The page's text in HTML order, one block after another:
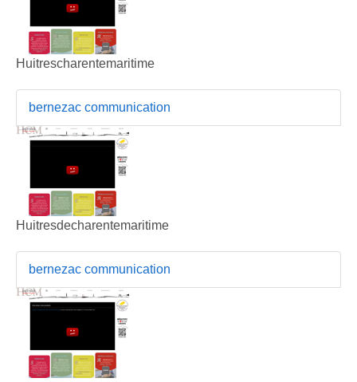
Huitrescharentemaritime
bernezac communication
Huitresdecharentemaritime
bernezac communication